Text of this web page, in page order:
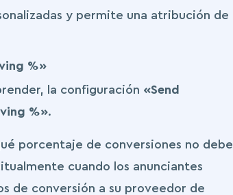
y permite una atribución de
%»
la configuración «Send
%».
porcentaje de conversiones no debe
cuando los anunciantes
de conversión a su proveedor de